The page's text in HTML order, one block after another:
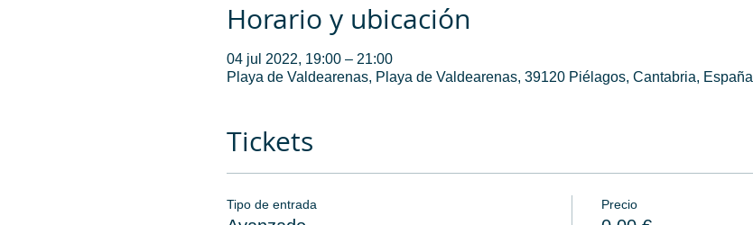
Horario y ubicación
04 jul 2022, 19:00 – 21:00
Playa de Valdearenas, Playa de Valdearenas, 39120 Piélagos, Cantabria, España
Tickets
Tipo de entrada Precio